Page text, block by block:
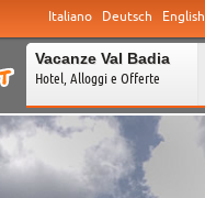
Italiano Deutsch English
Vacanze Val Badia
Hotel, Alloggi e Offerte